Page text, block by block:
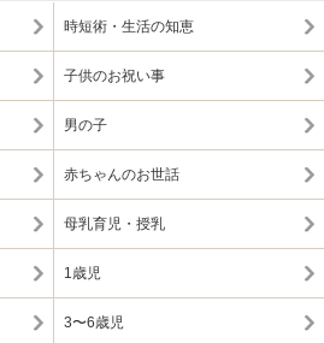
時短術・生活の知恵
子供のお祝い事
男の子
赤ちゃんのお世話
母乳育児・授乳
1歳児
3〜6歳児